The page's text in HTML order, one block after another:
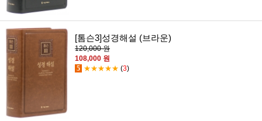
[톰슨3]성경해설 (브라운)
120,000 원
108,000 원
5 ★★★★★ (3)